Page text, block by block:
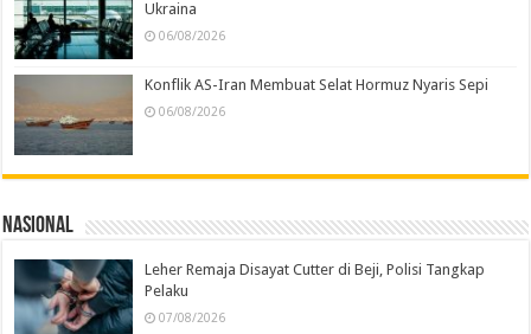
Ukraina
06/08/2026
Konflik AS-Iran Membuat Selat Hormuz Nyaris Sepi
06/08/2026
Nasional
Leher Remaja Disayat Cutter di Beji, Polisi Tangkap
Pelaku
07/08/2026